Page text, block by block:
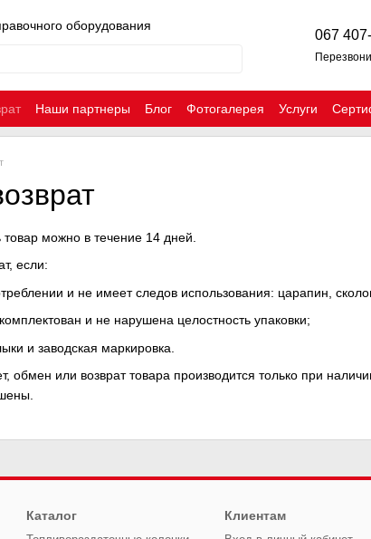
оборудования
067
Наши партнеры Блог Фотогалерея Услуги
можно в течение 14 дней.
если:
и не имеет следов использования: царапин,
и не нарушена целостность упаковки;
и заводская маркировка.
обмен или возврат товара производится только при
Каталог Клиентам